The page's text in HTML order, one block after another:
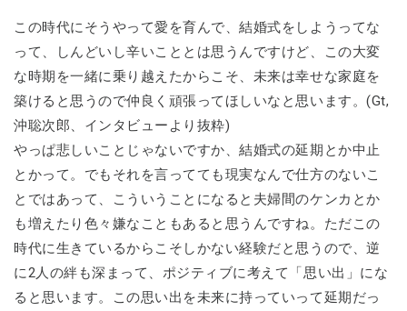
この時代にそうやって愛を育んで、結婚式をしようってな
って、しんどいし辛いこととは思うんですけど、この大変
な時期を一緒に乗り越えたからこそ、未来は幸せな家庭を
築けると思うので仲良く頑張ってほしいなと思います。(Gt,
沖聡次郎、インタビューより抜粋)
やっぱ悲しいことじゃないですか、結婚式の延期とか中止
とかって。でもそれを言ってても現実なんで仕方のないこ
とではあって、こういうことになると夫婦間のケンカとか
も増えたり色々嫌なこともあると思うんですね。ただこの
時代に生きているからこそしかない経験だと思うので、逆
に2人の絆も深まって、ポジティブに考えて「思い出」にな
ると思います。この思い出を未来に持っていって延期だっ